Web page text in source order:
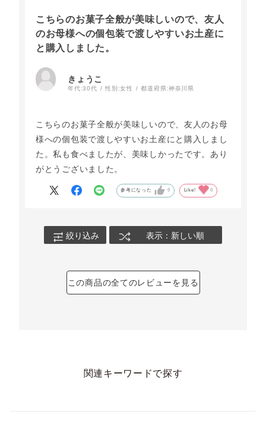
こちらのお菓子全般が美味しいので、友人
のお母様への個包装で渡しやすいお土産に
と購入しました。
きょうこ
年代:30代 性別:女性 都道府県:神奈川県
こちらのお菓子全般が美味しいので、友人のお母
様への個包装で渡しやすいお土産にと購入しまし
た。私も食べましたが、美味しかったです。あり
がとうございました。
参考になった 0 Like! 0
絞り込み 表示：新しい順
この商品の全てのレビューを見る
関連キーワードで探す